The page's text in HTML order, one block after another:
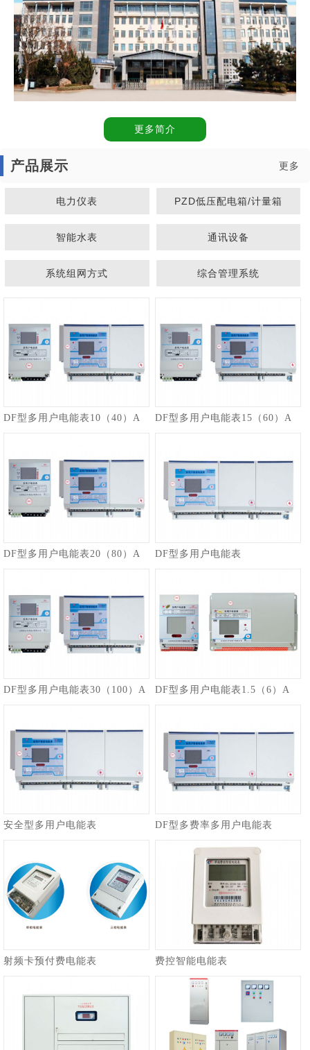
更多简介
产品展示 更多
电力仪表 PZD低压配电箱/计量箱
智能水表 通讯设备
系统组网方式 综合管理系统
DF型多用户电能表10（40）A DF型多用户电能表15（60）A
DF型多用户电能表20（80）A DF型多用户电能表
DF型多用户电能表30（100）A DF型多用户电能表1.5（6）A
安全型多用户电能表 DF型多费率多用户电能表
射频卡预付费电能表 费控智能电能表